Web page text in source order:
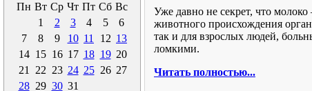
Пн Вт Ср Чт Пт Сб Вс
1
2 3 4 5
6
7
8 9 10 11 12 13
14 15 16 17 18 19 20
21
22 23 24 25 26 27
28 29 30 31
Уже давно не секрет, что
животного происхождения
так и для взрослых людей,
ломкими.
Читать полностью...